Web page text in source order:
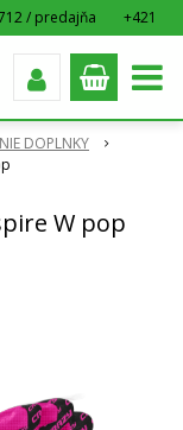
/ predajňa
+421
DOPLNKY
W pop